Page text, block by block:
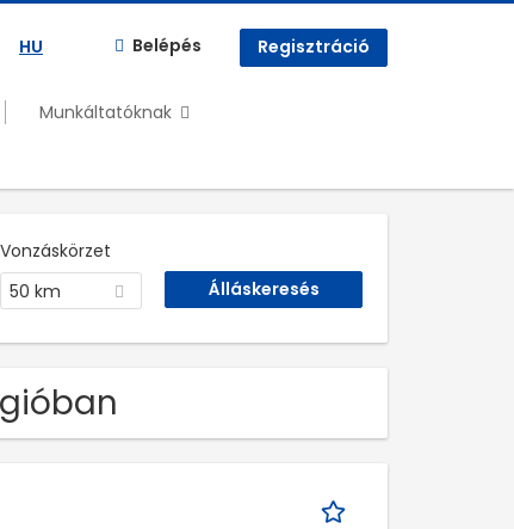
HU Belépés Regisztráció
Munkáltatóknak
Vonzáskörzet
50 km